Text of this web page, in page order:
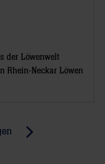
der Löwenwelt
Rhein-Neckar Löwen